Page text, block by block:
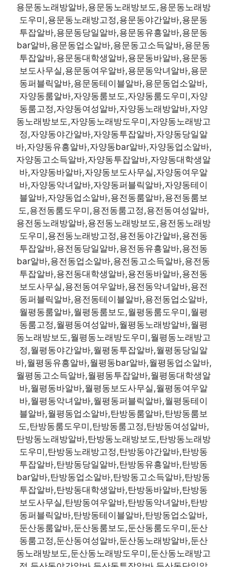
용문동노래방알바,용문동노래방보도,용문동노래방
도우미,용문동노래방고정,용문동야간알바,용문동
투잡알바,용문동당일알바,용문동유흥알바,용문동
bar알바,용문동업소알바,용문동고소득알바,용문동
투잡알바,용문동대학생알바,용문동바알바,용문동
보도사무실,용문동여우알바,용문동악녀알바,용문
동퍼블릭알바,용문동테이블알바,용문동업소알바,
자양동룸알바,자양동룸보도,자양동룸도우미,자양
동룸고정,자양동여성알바,자양동노래방알바,자양
동노래방보도,자양동노래방도우미,자양동노래방고
정,자양동야간알바,자양동투잡알바,자양동당일알
바,자양동유흥알바,자양동bar알바,자양동업소알바,
자양동고소득알바,자양동투잡알바,자양동대학생알
바,자양동바알바,자양동보도사무실,자양동여우알
바,자양동악녀알바,자양동퍼블릭알바,자양동테이
블알바,자양동업소알바,용전동룸알바,용전동룸보
도,용전동룸도우미,용전동룸고정,용전동여성알바,
용전동노래방알바,용전동노래방보도,용전동노래방
도우미,용전동노래방고정,용전동야간알바,용전동
투잡알바,용전동당일알바,용전동유흥알바,용전동
bar알바,용전동업소알바,용전동고소득알바,용전동
투잡알바,용전동대학생알바,용전동바알바,용전동
보도사무실,용전동여우알바,용전동악녀알바,용전
동퍼블릭알바,용전동테이블알바,용전동업소알바,
월평동룸알바,월평동룸보도,월평동룸도우미,월평
동룸고정,월평동여성알바,월평동노래방알바,월평
동노래방보도,월평동노래방도우미,월평동노래방고
정,월평동야간알바,월평동투잡알바,월평동당일알
바,월평동유흥알바,월평동bar알바,월평동업소알바,
월평동고소득알바,월평동투잡알바,월평동대학생알
바,월평동바알바,월평동보도사무실,월평동여우알
바,월평동악녀알바,월평동퍼블릭알바,월평동테이
블알바,월평동업소알바,탄방동룸알바,탄방동룸보
도,탄방동룸도우미,탄방동룸고정,탄방동여성알바,
탄방동노래방알바,탄방동노래방보도,탄방동노래방
도우미,탄방동노래방고정,탄방동야간알바,탄방동
투잡알바,탄방동당일알바,탄방동유흥알바,탄방동
bar알바,탄방동업소알바,탄방동고소득알바,탄방동
투잡알바,탄방동대학생알바,탄방동바알바,탄방동
보도사무실,탄방동여우알바,탄방동악녀알바,탄방
동퍼블릭알바,탄방동테이블알바,탄방동업소알바,
둔산동룸알바,둔산동룸보도,둔산동룸도우미,둔산
동룸고정,둔산동여성알바,둔산동노래방알바,둔산
동노래방보도,둔산동노래방도우미,둔산동노래방고